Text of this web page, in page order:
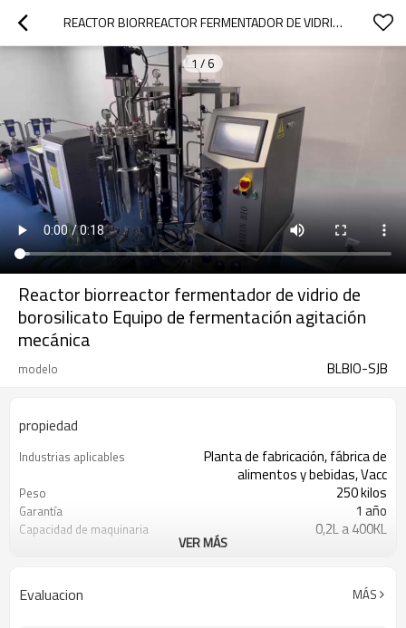
REACTOR BIORREACTOR FERMENTADOR DE VIDRIO DE BOROSILICATO EQUIPO DE FERMENTACIÓN AGITACIÓN MECÁNICA
1/ 6
Reactor biorreactor fermentador de vidrio de
borosilicato Equipo de fermentación agitación
mecánica
modelo BLBIO-SJB
propiedad
Industrias aplicables
Planta de fabricación, fábrica de
alimentos y bebidas, Vacc
Peso 250 kilos
Garantía 1 año
Capacidad de maquinaria 0,2L a 400KL
componentes principales
1 año
VER MÁS
Evaluacion MÁS